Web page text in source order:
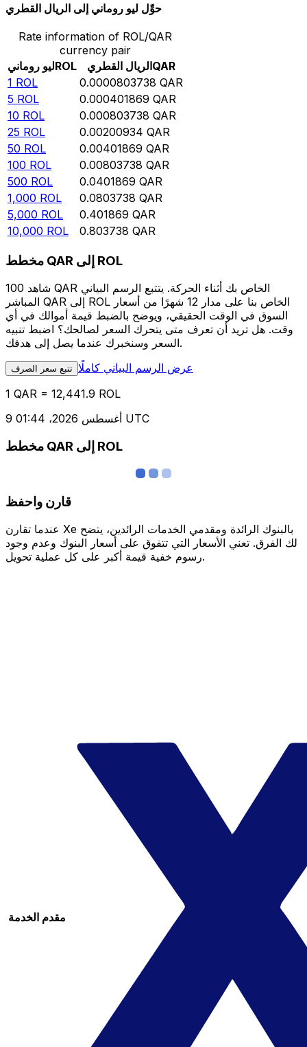
حوِّل ليو روماني إلى الريال القطري
Rate information of ROL/QAR
currency pair
ليو رومانيROL الريال القطريQAR
1 ROL 0.0000803738 QAR
5 ROL 0.000401869 QAR
10 ROL 0.000803738 QAR
25 ROL 0.00200934 QAR
50 ROL 0.00401869 QAR
100 ROL 0.00803738 QAR
500 ROL 0.0401869 QAR
1,000 ROL 0.0803738 QAR
5,000 ROL 0.401869 QAR
10,000 ROL 0.803738 QAR
مخطط QAR إلى ROL
شاهد 100 QAR الخاص بك أثناء الحركة. يتتبع الرسم البياني
المباشر QAR إلى ROL الخاص بنا على مدار 12 شهرًا من أسعار
السوق في الوقت الحقيقي، ويوضح بالضبط قيمة أموالك في أي
وقت. هل تريد أن تعرف متى يتحرك السعر لصالحك؟ اضبط تنبيه
السعر وسنخبرك عندما يصل إلى هدفك.
تتبع سعر الصرف عرض الرسم البياني كاملًا
1 QAR = 12,441.9 ROL
9 أغسطس 2026، 01:44 UTC
مخطط QAR إلى ROL
قارن واحفظ
عندما تقارن Xe بالبنوك الرائدة ومقدمي الخدمات الرائدين، يتضح
لك الفرق. تعني الأسعار التي تتفوق على أسعار البنوك وعدم وجود
رسوم خفية قيمة أكبر على كل عملية تحويل.
مقدم الخدمة